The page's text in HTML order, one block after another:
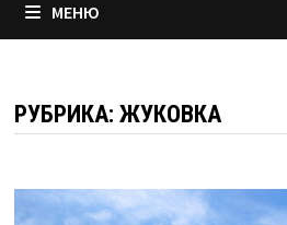
МЕНЮ
РУБРИКА: ЖУКОВКА